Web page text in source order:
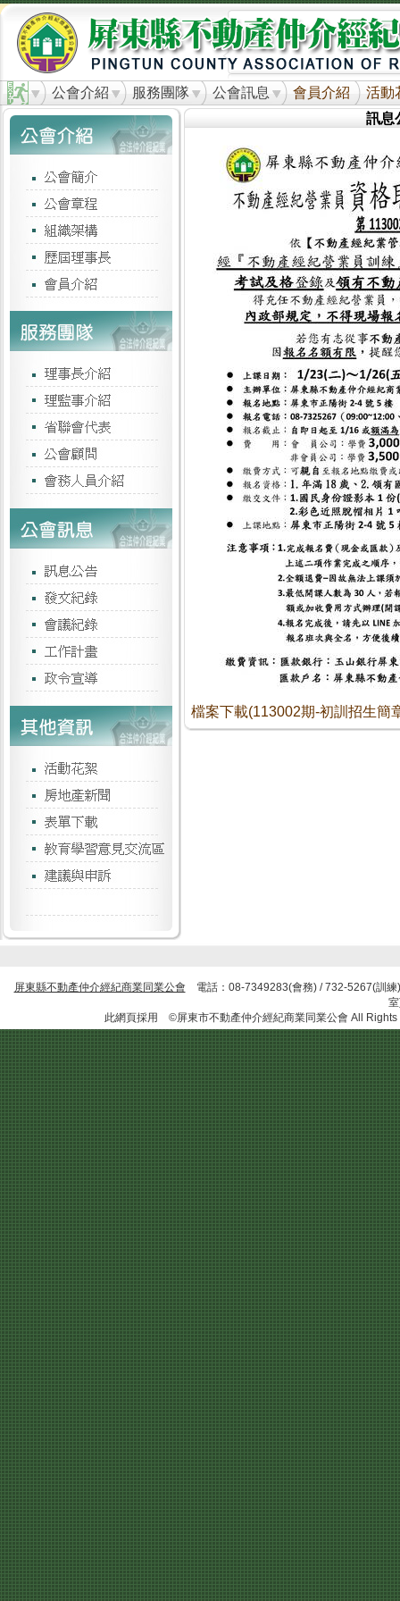
公會介紹 服務團隊 公會訊息 會員介紹
活動
訊息
檔案下載(113002期-初訓招生簡
屏東縣不動產仲介經紀商業同業公會 電話：08-7349283(會務) / 732-5267(訓
此網頁採用 ©屏東市不動產仲介經紀商業同業公會 All Rights